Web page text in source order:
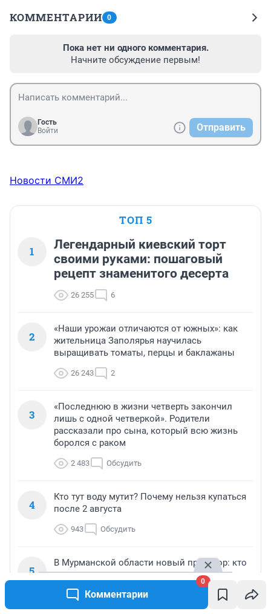
Комментарии
0
КОММЕНТАРИИ 0
Пока нет ни одного комментария.
Начните обсуждение первым!
Гость
Войти
Отправить
Новости СМИ2
ТОП 5
1
Легендарный киевский торт
своими руками: пошаговый
рецепт знаменитого десерта
26 255 6
2
«Наши урожаи отличаются от южных»: как
жительница Заполярья научилась
выращивать томаты, перцы и баклажаны
26 243 2
3
«Последнюю в жизни четверть закончил
лишь с одной четверкой». Родители
рассказали про сына, который всю жизнь
боролся с раком
2 483 Обсудить
4
Кто тут воду мутит? Почему нельзя купаться
после 2 августа
943 Обсудить
5
В Мурманской области новый прокурор: кто
он
836 Обсудить